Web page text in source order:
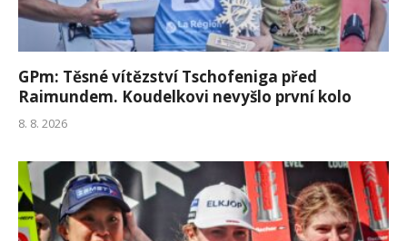
GPm: Těsné vítězství Tschofeniga před
Raimundem. Koudelkovi nevyšlo první kolo
8. 8. 2026